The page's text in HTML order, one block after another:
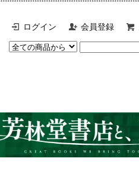
ログイン 会員登録